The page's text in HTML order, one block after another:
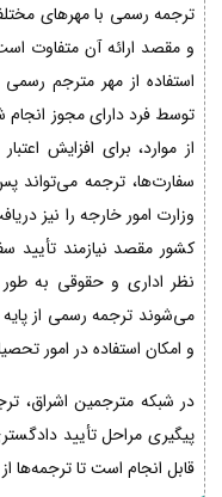
ترجمه رسمی با مهرهای
و مقصد ارائه آن متفاوت
استفاده از مهر مترجم
توسط فرد دارای مجوز
از موارد، برای افزایش
سفارت‌ها، ترجمه می‌تواند
وزارت امور خارجه را نیز
کشور مقصد نیازمند تأیید
نظر اداری و حقوقی به طور
می‌شوند ترجمه رسمی از پایه
و امکان استفاده در امور
در شبکه مترجمین اشراق،
پیگیری مراحل تأیید
قابل انجام است تا ترجمه‌ها